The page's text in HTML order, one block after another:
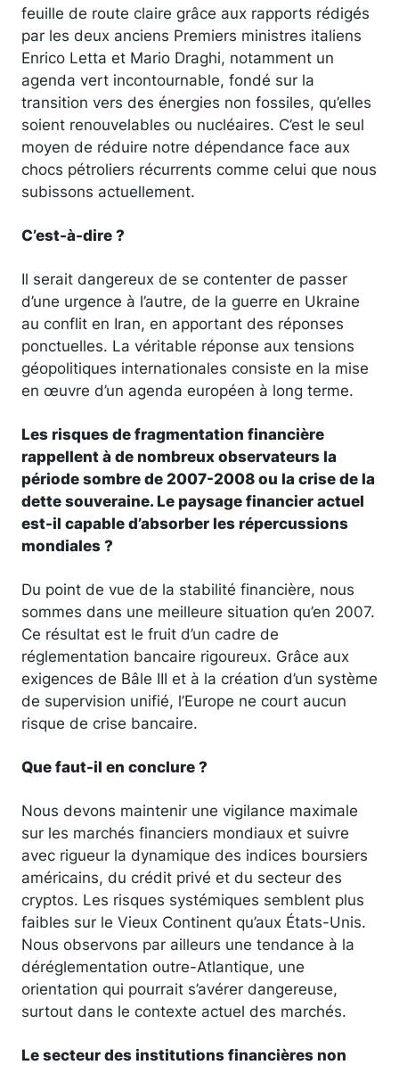
feuille de route claire grâce aux rapports rédigés
par les deux anciens Premiers ministres italiens
Enrico Letta et Mario Draghi, notamment un
agenda vert incontournable, fondé sur la
transition vers des énergies non fossiles, qu’elles
soient renouvelables ou nucléaires. C’est le seul
moyen de réduire notre dépendance face aux
chocs pétroliers récurrents comme celui que nous
subissons actuellement.
C’est-à-dire ?
Il serait dangereux de se contenter de passer
d’une urgence à l’autre, de la guerre en Ukraine
au conflit en Iran, en apportant des réponses
ponctuelles. La véritable réponse aux tensions
géopolitiques internationales consiste en la mise
en œuvre d’un agenda européen à long terme.
Les risques de fragmentation financière
rappellent à de nombreux observateurs la
période sombre de 2007-2008 ou la crise de la
dette souveraine. Le paysage financier actuel
est-il capable d’absorber les répercussions
mondiales ?
Du point de vue de la stabilité financière, nous
sommes dans une meilleure situation qu’en 2007.
Ce résultat est le fruit d’un cadre de
réglementation bancaire rigoureux. Grâce aux
exigences de Bâle III et à la création d’un système
de supervision unifié, l’Europe ne court aucun
risque de crise bancaire.
Que faut-il en conclure ?
Nous devons maintenir une vigilance maximale
sur les marchés financiers mondiaux et suivre
avec rigueur la dynamique des indices boursiers
américains, du crédit privé et du secteur des
cryptos. Les risques systémiques semblent plus
faibles sur le Vieux Continent qu’aux États-Unis.
Nous observons par ailleurs une tendance à la
déréglementation outre-Atlantique, une
orientation qui pourrait s’avérer dangereuse,
surtout dans le contexte actuel des marchés.
Le secteur des institutions financières non